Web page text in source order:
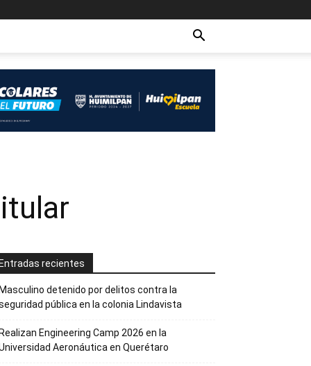
recientes
detenido por delitos contra la
pública en la colonia Lindavista
Engineering Camp 2026 en la
Aeronáutica en Querétaro